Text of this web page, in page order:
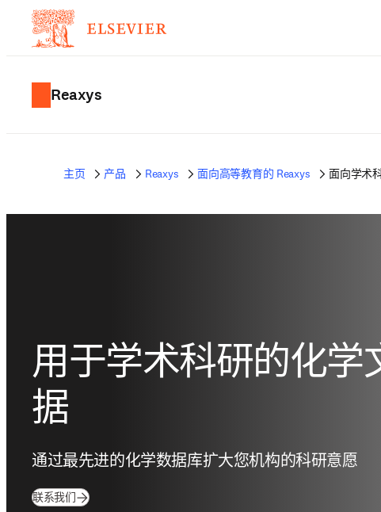
Reaxys
主页 产品 Reaxys 面向高等教育的 Reaxys 面向学术
用于学术科研的化学
据
通过最先进的化学数据库扩大您机构的科研意愿
联系我们